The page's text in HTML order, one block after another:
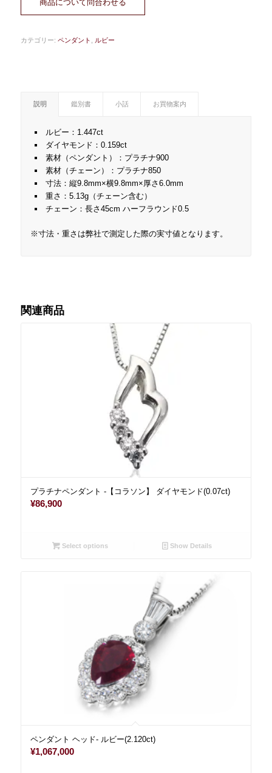
商品について問合わせる
カテゴリー: ペンダント ルビー
説明 鑑別書 小話 お買物案内
ルビー：1.447ct
ダイヤモンド：0.159ct
素材（ペンダント）：プラチナ900
素材（チェーン）：プラチナ850
寸法：縦9.8mm×横9.8mm×厚さ6.0mm
重さ：5.13g（チェーン含む）
チェーン：長さ45cm ハーフラウンド0.5
※寸法・重さは弊社で測定した際の実寸値となります。
関連商品
プラチナペンダント -【コラソン】 ダイヤモンド(0.07ct)
¥86,900
Select options Show Details
ペンダント ヘッド- ルビー(2.120ct)
¥1,067,000